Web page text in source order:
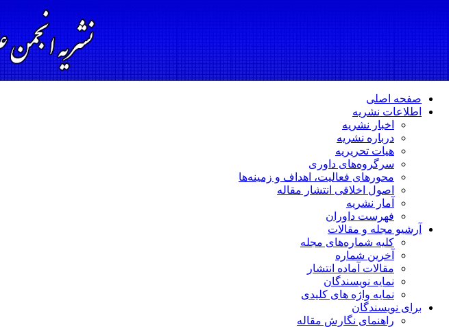
صفحه اصلی
اطلاعات نشریه
اخبار نشریه
درباره نشریه
هیات تحریریه
سرگروه‌های داوری
محورهای فعالیت، اهداف و زمینه‌ها
اصول اخلاقی انتشار مقاله
آمار نشریه
فهرست داوران
آرشیو مجله و مقالات
کلیه شماره‌های مجله
آخرین شماره
مقالات آماده انتشار
نمایه نویسندگان
نمایه واژه های کلیدی
برای نویسندگان
راهنمای نگارش مقاله